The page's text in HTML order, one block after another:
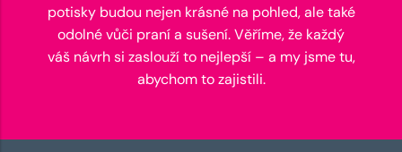
potisky budou nejen krásné na pohled, ale také
odolné vůči praní a sušení. Věříme, že každý
váš návrh si zaslouží to nejlepší – a my jsme tu,
abychom to zajistili.